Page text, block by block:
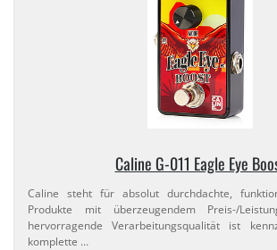
Caline G-​011 Eagle Eye
Caline steht für absolut durchdachte,
Produkte mit überzeugendem Preis-​/
hervorragende Verarbeitungsqualität ist
komplette …